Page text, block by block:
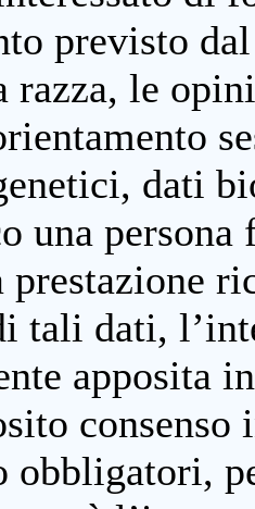
previsto
razza, le
dati
una
tali dati,
apposita
obbligatori,